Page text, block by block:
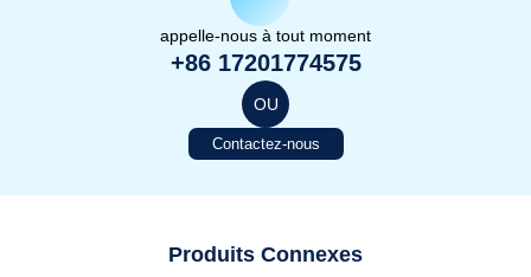
appelle-nous à tout moment
+86 17201774575
OU
Contactez-nous
Produits Connexes